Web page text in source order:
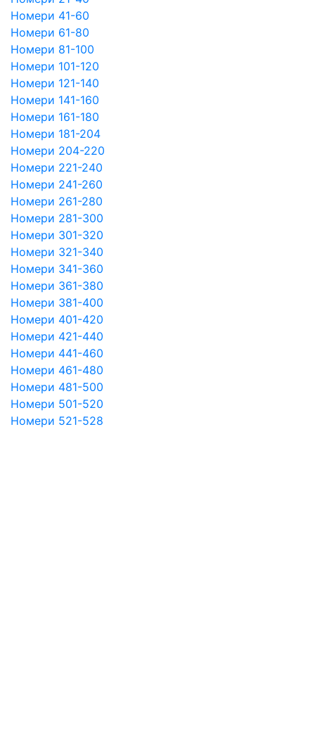
Номери 41-60
Номери 61-80
Номери 81-100
Номери 101-120
Номери 121-140
Номери 141-160
Номери 161-180
Номери 181-204
Номери 204-220
Номери 221-240
Номери 241-260
Номери 261-280
Номери 281-300
Номери 301-320
Номери 321-340
Номери 341-360
Номери 361-380
Номери 381-400
Номери 401-420
Номери 421-440
Номери 441-460
Номери 461-480
Номери 481-500
Номери 501-520
Номери 521-528